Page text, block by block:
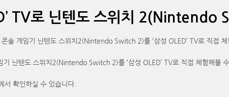
TV로 닌텐도 스위치 2(Nintendo
솔 게임기 닌텐도 스위치2(Nintendo Switch 2)를 ‘삼성 OLED’ TV로 직접
닌텐도 스위치2(Nintendo Switch 2)를 ‘삼성 OLED’ TV로 직접 체험해볼
서 확인하실 수 있습니다.